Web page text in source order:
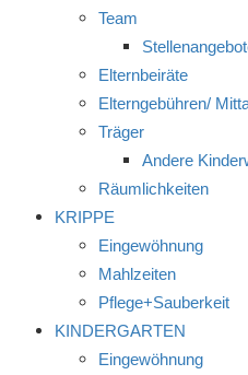
Team
Elternbeiräte
Elterngebühren/
Träger
Andere
Räumlichkeiten
KRIPPE
Eingewöhnung
Mahlzeiten
Pflege+Sauberkeit
KINDERGARTEN
Eingewöhnung